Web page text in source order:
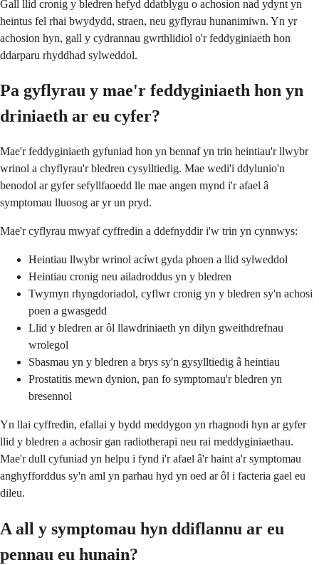
Gall llid cronig y bledren hefyd ddatblygu o achosion nad ydynt yn
heintus fel rhai bwydydd, straen, neu gyflyrau hunanimiwn. Yn yr
achosion hyn, gall y cydrannau gwrthlidiol o'r feddyginiaeth hon
ddarparu rhyddhad sylweddol.
Pa gyflyrau y mae'r feddyginiaeth hon yn
driniaeth ar eu cyfer?
Mae'r feddyginiaeth gyfuniad hon yn bennaf yn trin heintiau'r llwybr
wrinol a chyflyrau'r bledren cysylltiedig. Mae wedi'i ddylunio'n
benodol ar gyfer sefyllfaoedd lle mae angen mynd i'r afael â
symptomau lluosog ar yr un pryd.
Mae'r cyflyrau mwyaf cyffredin a ddefnyddir i'w trin yn cynnwys:
Heintiau llwybr wrinol acíwt gyda phoen a llid sylweddol
Heintiau cronig neu ailadroddus yn y bledren
Twymyn rhyngdoriadol, cyflwr cronig yn y bledren sy'n achosi
poen a gwasgedd
Llid y bledren ar ôl llawdriniaeth yn dilyn gweithdrefnau
wrolegol
Sbasmau yn y bledren a brys sy'n gysylltiedig â heintiau
Prostatitis mewn dynion, pan fo symptomau'r bledren yn
bresennol
Yn llai cyffredin, efallai y bydd meddygon yn rhagnodi hyn ar gyfer
llid y bledren a achosir gan radiotherapi neu rai meddyginiaethau.
Mae'r dull cyfuniad yn helpu i fynd i'r afael â'r haint a'r symptomau
anghyfforddus sy'n aml yn parhau hyd yn oed ar ôl i facteria gael eu
dileu.
A all y symptomau hyn ddiflannu ar eu
pennau eu hunain?